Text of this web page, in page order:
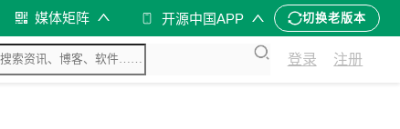
媒体矩阵 开源中国APP 切换老版本
登录 注册